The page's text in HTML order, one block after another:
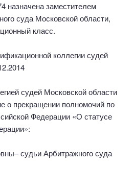
назначена заместителем
суда Московской области,
класс.
коллегии судей
судей Московской области
о прекращении полномочий по
Федерации «О статусе
судьи Арбитражного суда